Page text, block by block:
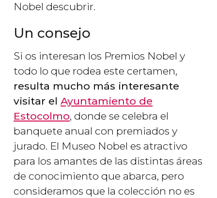
Nobel descubrir.
Un consejo
Si os interesan los Premios Nobel y
todo lo que rodea este certamen,
resulta mucho más interesante
visitar el Ayuntamiento de
Estocolmo, donde se celebra el
banquete anual con premiados y
jurado. El Museo Nobel es atractivo
para los amantes de las distintas áreas
de conocimiento que abarca, pero
consideramos que la colección no es